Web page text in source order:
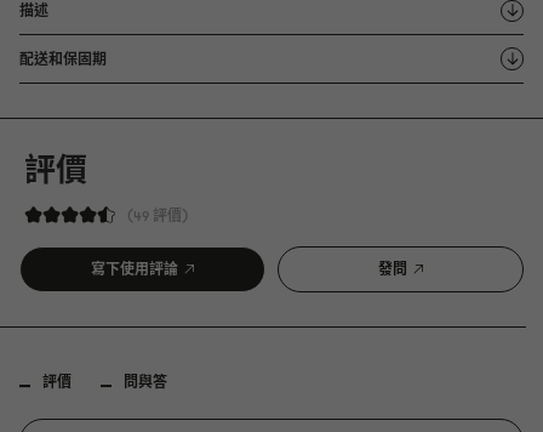
描述
配送和保固期
評價
49 評價
寫下使用評論 發問
評價 問與答